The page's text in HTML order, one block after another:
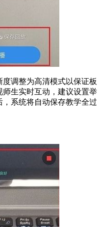
调整为高清模式以保证板
生实时互动，建议设置举
系统将自动保存教学全过